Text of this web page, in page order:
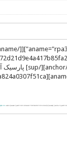
Ϣiki-En arabic [aname="pac872d21d9e4a417b85fa28972b52dc4e"]2[/aname].